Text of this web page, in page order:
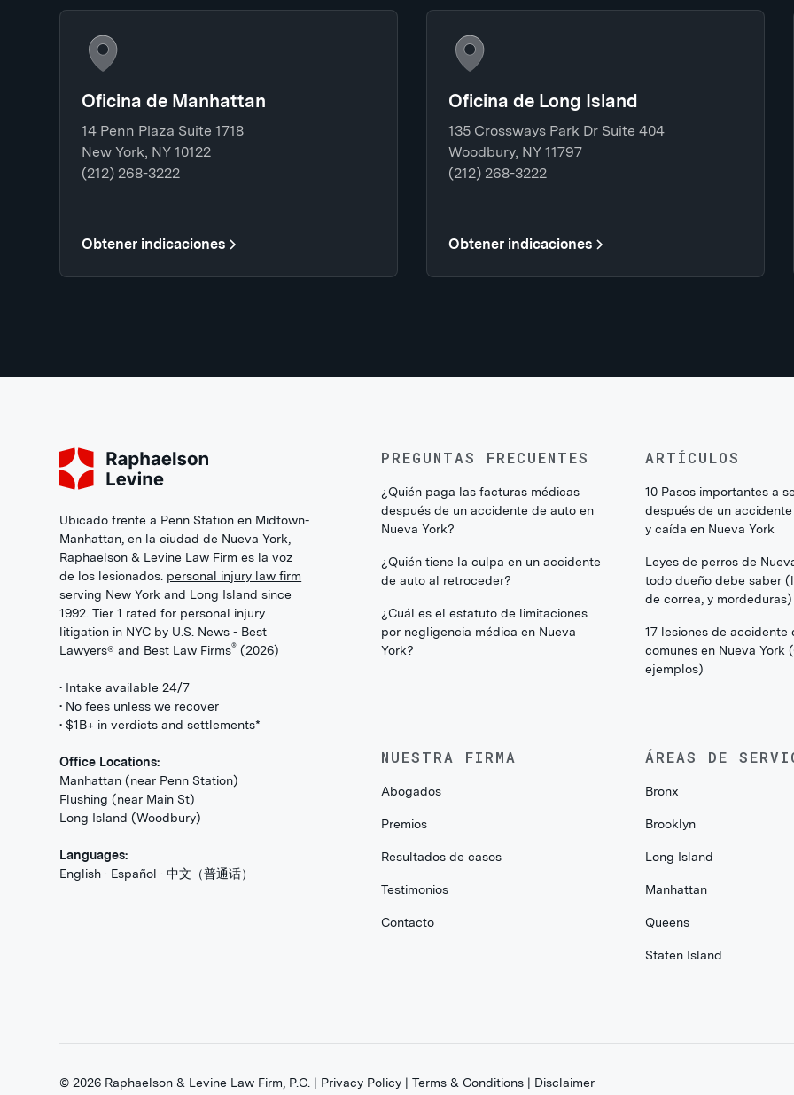
Oficina de Manhattan
14 Penn Plaza Suite 1718
New York, NY 10122
(212) 268-3222
Obtener indicaciones
Oficina de Long Island
135 Crossways Park Dr Suite 404
Woodbury, NY 11797
(212) 268-3222
Obtener indicaciones
Ubicado frente a Penn Station en Midtown-
Manhattan, en la ciudad de Nueva York,
Raphaelson & Levine Law Firm es la voz
de los lesionados. personal injury law firm
serving New York and Long Island since
1992. Tier 1 rated for personal injury
litigation in NYC by U.S. News - Best
Lawyers® and Best Law Firms® (2026)
• Intake available 24/7
• No fees unless we recover
• $1B+ in verdicts and settlements*
Office Locations:
Manhattan (near Penn Station)
Flushing (near Main St)
Long Island (Woodbury)
Languages:
English · Español · 中文（普通话）
PREGUNTAS FRECUENTES
¿Quién paga las facturas médicas
después de un accidente de auto en
Nueva York?
¿Quién tiene la culpa en un accidente
de auto al retroceder?
¿Cuál es el estatuto de limitaciones
por negligencia médica en Nueva
York?
ARTÍCULOS
10 Pasos importantes a
después de un
y caída en Nueva York
Leyes de perros de
todo dueño debe saber
de correa, y mordeduras)
17 lesiones de accidente
comunes en Nueva York
ejemplos)
NUESTRA FIRMA
Abogados
Premios
Resultados de casos
Testimonios
Contacto
ÁREAS DE
Bronx
Brooklyn
Long Island
Manhattan
Queens
Staten Island
©2026 Raphaelson & Levine Law Firm, P.C. | Privacy Policy |Terms & Conditions | Disclaimer